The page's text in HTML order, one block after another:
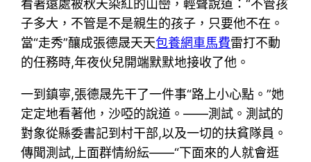
看著遠處被秋天染紅的山巒，輕聲說道：“不管孩
子多大，不管是不是親生的孩子，只要他不在。
當“走秀”釀成張德晟天天包養網車馬費雷打不動
的任務時,年夜伙兒開端默默地接收了他。
一到鎮寧,張德晟先干了一件事“路上小心點。”她
定定地看著他，沙啞的說道。——測試。測試的
對象從縣委書記到村干部,以及一切的扶貧隊員。
傳聞測試,上面群情紛紜——“下面來的人就會逛